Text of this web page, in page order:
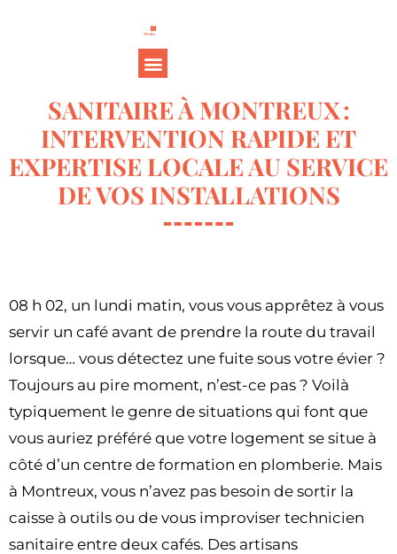
SANITAIRE À MONTREUX :
INTERVENTION RAPIDE ET
EXPERTISE LOCALE AU SERVICE
DE VOS INSTALLATIONS
08 h 02, un lundi matin, vous vous apprêtez à vous
servir un café avant de prendre la route du travail
lorsque… vous détectez une fuite sous votre évier ?
Toujours au pire moment, n’est-ce pas ? Voilà
typiquement le genre de situations qui font que
vous auriez préféré que votre logement se situe à
côté d’un centre de formation en plomberie. Mais
à Montreux, vous n’avez pas besoin de sortir la
caisse à outils ou de vous improviser technicien
sanitaire entre deux cafés. Des artisans